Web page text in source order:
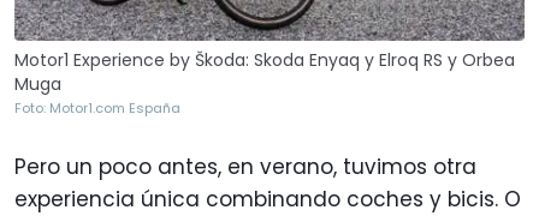
Motor1 Experience by Škoda: Skoda Enyaq y Elroq RS y Orbea
Muga
Foto: Motor1.com España
Pero un poco antes, en verano, tuvimos otra
experiencia única combinando coches y bicis. O